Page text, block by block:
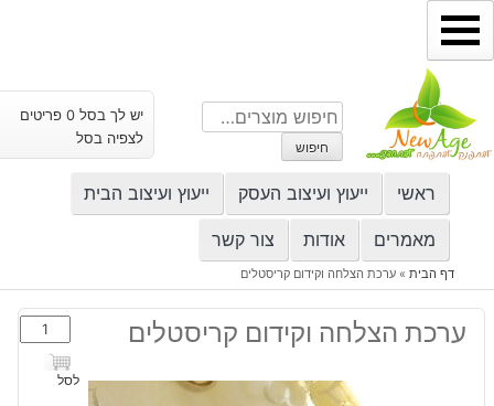
דילוג
לתוכן
חיפוש
עבור:
חיפוש
יש לך בסל 0 פריטים
לצפיה בסל
ראשי ייעוץ ועיצוב העסק ייעוץ ועיצוב הבית
מאמרים אודות צור קשר
דף הבית» ערכת הצלחה וקידום קריסטלים
ערכת הצלחה וקידום קריסטלים
כמות
של
ערכת
לסל